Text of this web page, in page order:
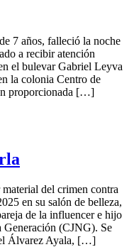
7 años, falleció la noche
a recibir atención
el bulevar Gabriel Leyva
la colonia Centro de
proporcionada […]
del crimen contra
en su salón de belleza,
de la influencer e hijo
Generación (CJNG). Se
Álvarez Ayala, […]